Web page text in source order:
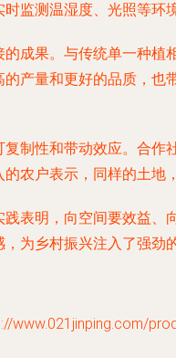
监测温湿度、光照等环
成果。与传统单一种
产量和更好的品质，
制性和带动效应。合作
农户表示，同样的土地
表明，向空间要效益、
为乡村振兴注入了强劲
www.021jinping.com/